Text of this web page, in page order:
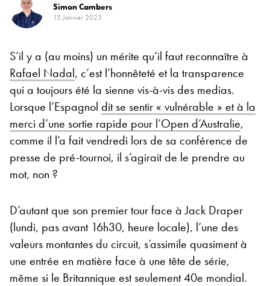
Simon Cambers
15 Janvier 2023
S’il y a (au moins) un mérite qu’il faut reconnaître à
Rafael Nadal, c’est l’honnêteté et la transparence
qui a toujours été la sienne vis-à-vis des medias.
Lorsque l’Espagnol dit se sentir « vulnérable » et à la
merci d’une sortie rapide pour l’Open d’Australie,
comme il l’a fait vendredi lors de sa conférence de
presse de pré-tournoi, il s’agirait de le prendre au
mot, non ?
D’autant que son premier tour face à Jack Draper
(lundi, pas avant 16h30, heure locale), l’une des
valeurs montantes du circuit, s’assimile quasiment à
une entrée en matière face à une tête de série,
même si le Britannique est seulement 40e mondial.